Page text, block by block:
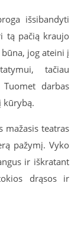
išsibandyti
tą pačią kraujo
jog ateini į
tačiau
darbas
kūrybą.
mažasis teatras
pažymį. Vyko
ir iškratant
drąsos ir